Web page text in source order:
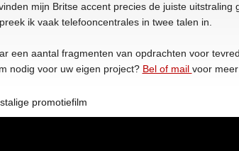
mijn Britse accent precies de juiste uitstraling
ik vaak telefooncentrales in twee talen in.
een aantal fragmenten van opdrachten voor
nodig voor uw eigen project? Bel of mail voor
promotiefilm